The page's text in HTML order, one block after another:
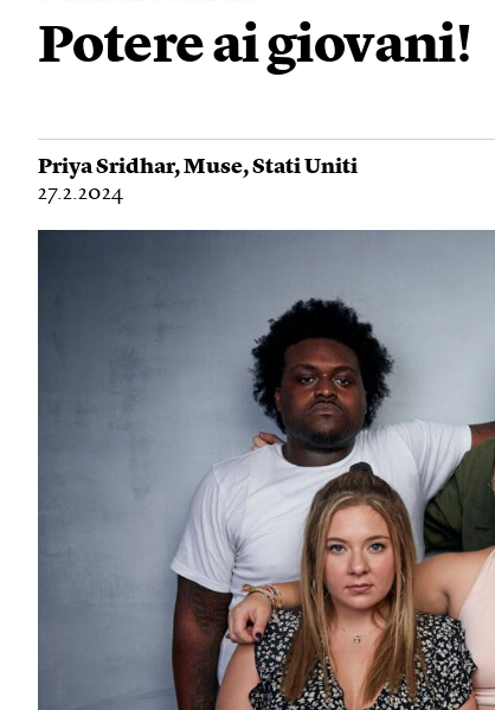
Potere ai giovani!
Priya Sridhar,Muse,Stati Uniti
27.2.2024